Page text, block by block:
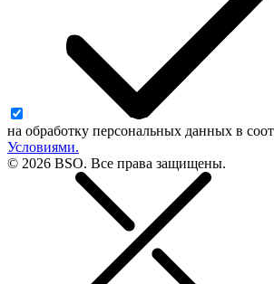
на обработку персональных данных в
Условиями.
© 2026 BSO. Все права защищены.